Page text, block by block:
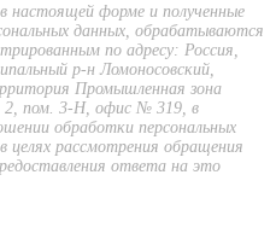
настоящей форме и полученные
данных, обрабатываются
по адресу: Россия,
р-н Ломоносовский,
Промышленная зона
2, пом. 3-Н, офис № 319, в
обработки персональных
целях рассмотрения обращения
ответа на это